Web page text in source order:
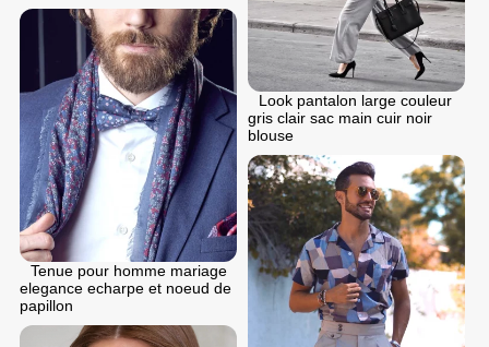
Look pantalon large couleur
gris clair sac main cuir noir
blouse
Tenue pour homme mariage
elegance echarpe et noeud de
papillon